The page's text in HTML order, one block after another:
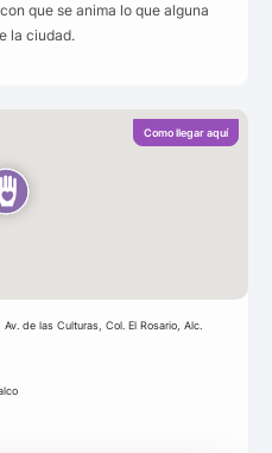
que se anima lo que alguna
la ciudad.
Como llegar aquí
de las Culturas, Col. El Rosario, Alc.